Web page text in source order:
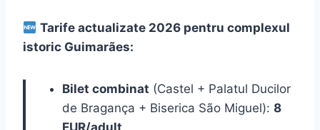
Tarife actualizate 2026 pentru complexul
istoric Guimarães:
Bilet combinat (Castel + Palatul Ducilor
de Bragança + Biserica São Miguel): 8